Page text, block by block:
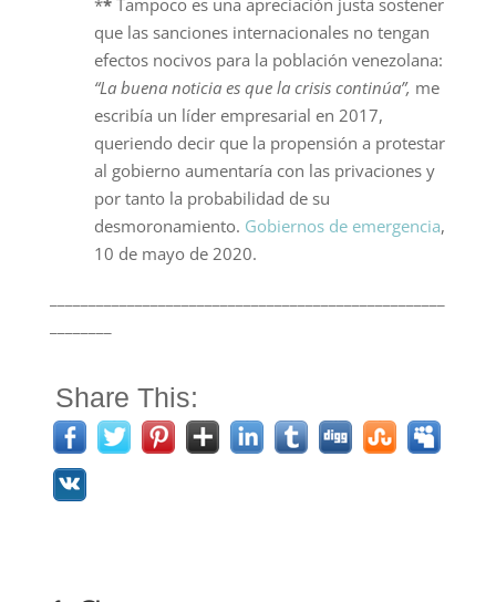
** Tampoco es una apreciación justa sostener
que las sanciones internacionales no tengan
efectos nocivos para la población venezolana:
“La buena noticia es que la crisis continúa”, me
escribía un líder empresarial en 2017,
queriendo decir que la propensión a protestar
al gobierno aumentaría con las privaciones y
por tanto la probabilidad de su
desmoronamiento. Gobiernos de emergencia,
10 de mayo de 2020.
Share This: